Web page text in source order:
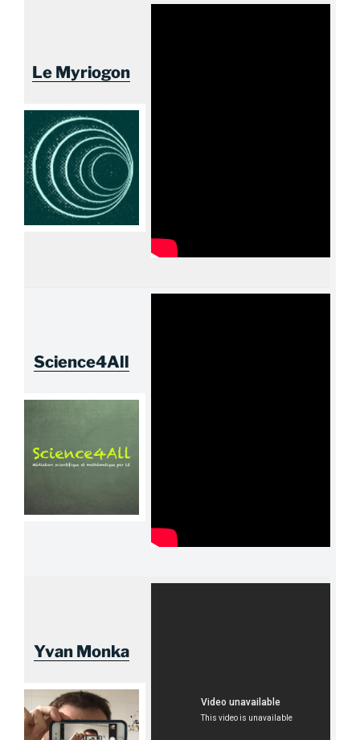
Le Myriogon
Science4All
Yvan Monka